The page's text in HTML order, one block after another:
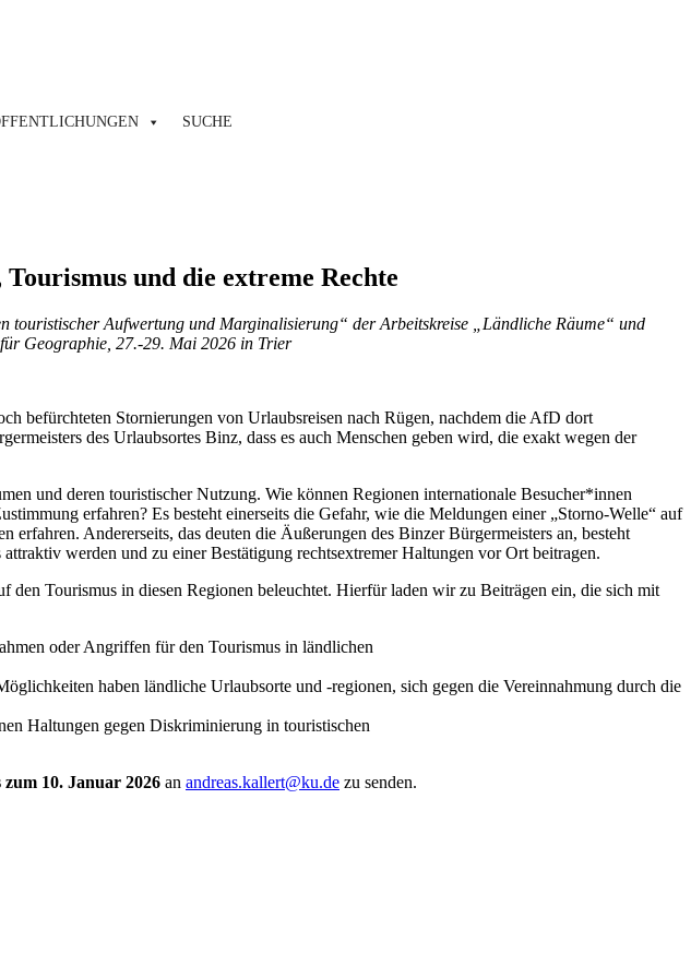
SUCHE
und die extreme Rechte
touristischer Aufwertung und Marginalisierung“ der Arbeitskreise „Ländliche Räume“ und
Geographie, 27.-29. Mai 2026 in Trier
befürchteten Stornierungen von Urlaubsreisen nach Rügen, nachdem die AfD dort
des Urlaubsortes Binz, dass es auch Menschen geben wird, die exakt wegen der
und deren touristischer Nutzung. Wie können Regionen internationale Besucher*innen
erfahren? Es besteht einerseits die Gefahr, wie die Meldungen einer „Storno-Welle“ auf
Andererseits, das deuten die Äußerungen des Binzer Bürgermeisters an, besteht
werden und zu einer Bestätigung rechtsextremer Haltungen vor Ort beitragen.
Tourismus in diesen Regionen beleuchtet. Hierfür laden wir zu Beiträgen ein, die sich mit
oder Angriffen für den Tourismus in ländlichen
haben ländliche Urlaubsorte und -regionen, sich gegen die Vereinnahmung durch die
Haltungen gegen Diskriminierung in touristischen
zum 10. Januar 2026 an andreas.kallert@ku.de zu senden.